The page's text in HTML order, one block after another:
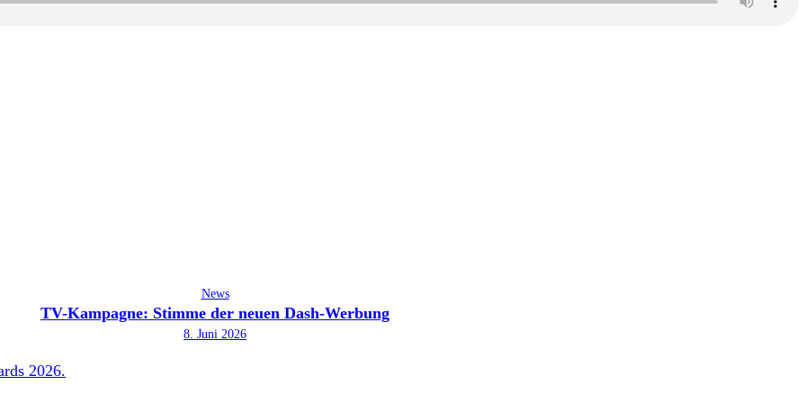
News
TV-Kampagne: Stimme der neuen Dash-Werbung
8. Juni 2026